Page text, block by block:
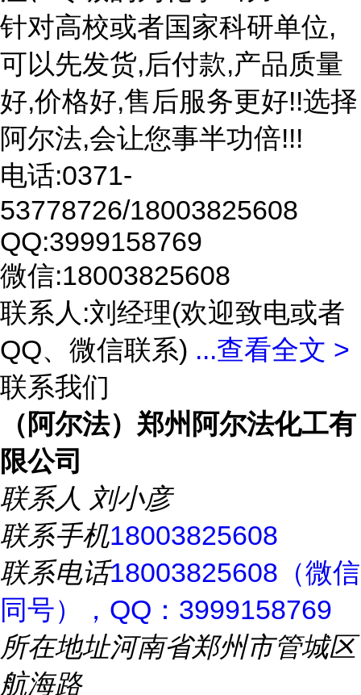
针对高校或者国家科研单位,
可以先发货,后付款,产品质量
好,价格好,售后服务更好!!选择
阿尔法,会让您事半功倍!!!
电话:0371-
53778726/18003825608
QQ:3999158769
微信:18003825608
联系人:刘经理(欢迎致电或者
QQ、微信联系) ...查看全文 >
联系我们
（阿尔法）郑州阿尔法化工有
限公司
联系人 刘小彦
联系手机18003825608
联系电话18003825608（微信
同号），QQ：3999158769
所在地址河南省郑州市管城区
航海路